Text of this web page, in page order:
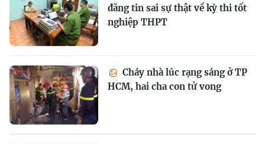
đăng tin sai sự thật về kỳ thi tốt
nghiệp THPT
Cháy nhà lúc rạng sáng ở TP
HCM, hai cha con tử vong